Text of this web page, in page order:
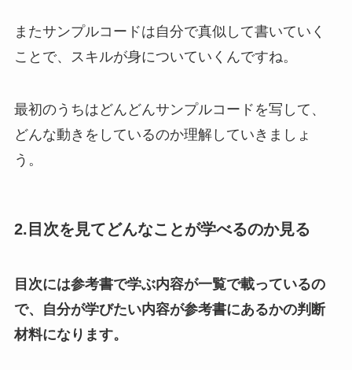
またサンプルコードは自分で真似して書いていく
ことで、スキルが身についていくんですね。
最初のうちはどんどんサンプルコードを写して、
どんな動きをしているのか理解していきましょ
う。
2.目次を見てどんなことが学べるのか見る
目次には参考書で学ぶ内容が一覧で載っているの
で、自分が学びたい内容が参考書にあるかの判断
材料になります。